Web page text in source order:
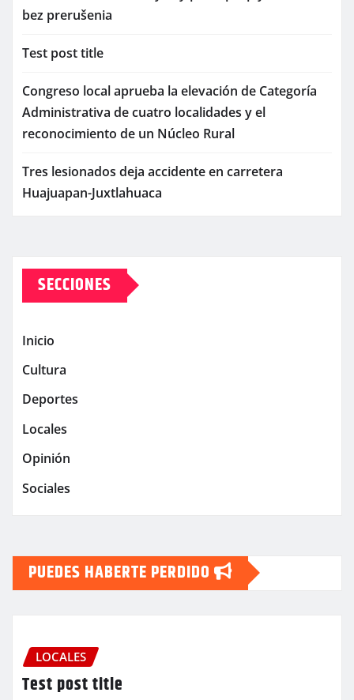
bez prerušenia
Test post title
Congreso local aprueba la elevación de Categoría
Administrativa de cuatro localidades y el
reconocimiento de un Núcleo Rural
Tres lesionados deja accidente en carretera
Huajuapan-Juxtlahuaca
SECCIONES
Inicio
Cultura
Deportes
Locales
Opinión
Sociales
PUEDES HABERTE PERDIDO
LOCALES
Test post title